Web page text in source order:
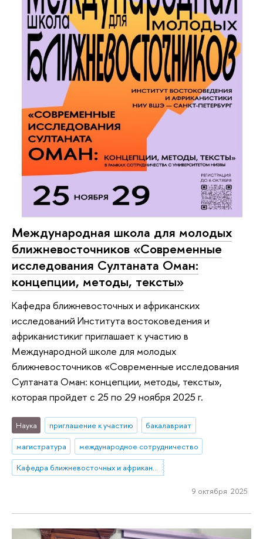
Международная школа для молодых
ближневосточников «Современные
исследования Султаната Оман:
концепции, методы, тексты»
Кафедра ближневосточных и африканских
исследований Института востоковедения и
африканистикиг приглашает к участию в
Международной школе для молодых
ближневосточников «Современные исследования
Султаната Оман: концепции, методы, тексты»,
которая пройдет с 25 по 29 ноября 2025 г.
Наука приглашение к участию
бакалавриат
магистратура
международное сотрудничество
Кафедра ближневосточных и африканских исследований
9 октября 2025